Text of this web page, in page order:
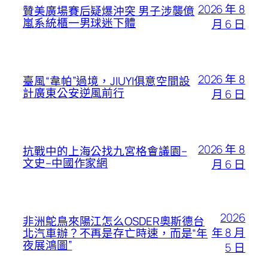
贊美廣場賽后疑爆沖突 男子涉襲億
嵐系統櫃一男球迷下體
2026 年 8
月 6 日
臺風“韋帕”過境，JIUYI俱意空間設
計廣東公安逆風前行
2026 年 8
月 6 日
抗戰中的上海公找九宮格會議園–
文史–中國作家網
2026 年 8
月 6 日
非洲鴕鳥來陽江怎么OSDER奧斯德台
北汽車辦？不再是存亡時速，而是“年
夜展鴻圖”
2026
年 8 月
5 日